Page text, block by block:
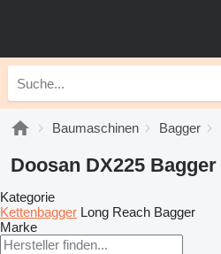
Baumaschinen Bagger
Doosan DX225 Bagger
Kategorie
Kettenbagger Long Reach Bagger
Marke